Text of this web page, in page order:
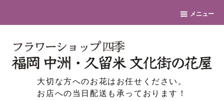
メニュー
大切な方へのお花はお任せください。
お店への当日配送も承っております！